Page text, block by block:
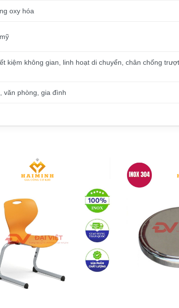
oxy hóa
kiệm không gian, linh hoạt di chuyển, chân chống
văn phòng, gia đình